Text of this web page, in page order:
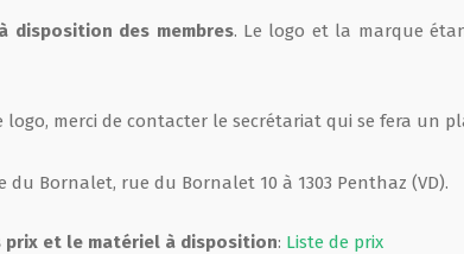
à disposition des membres. Le logo et la marque
merci de contacter le secrétariat qui se fera un
Bornalet, rue du Bornalet 10 à 1303 Penthaz (VD).
prix et le matériel à disposition: Liste de prix